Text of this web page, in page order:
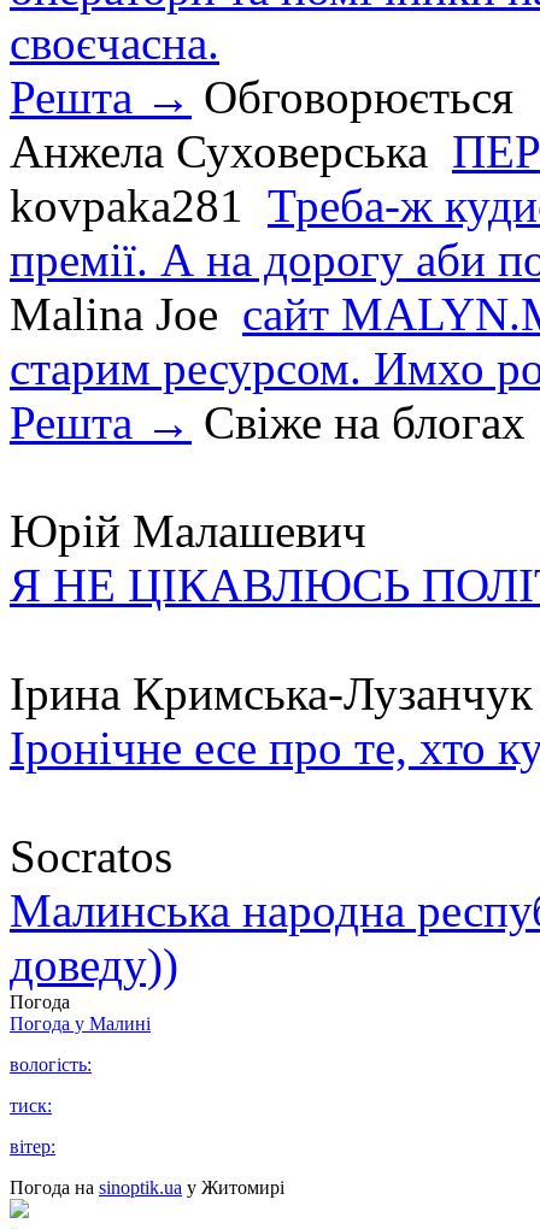
своєчасна.
Решта → Обговорюється
Анжела Суховерська
kovpaka281 Треба-ж
премії. А на дорогу аби
Malina Joe сайт
старим ресурсом. Имхо
Решта → Свіже на блогах
Юрій Малашевич
Я НЕ ЦІКАВЛЮСЬ
Ірина Кримська-Лузанчук
Іронічне есе про те, хто
Socratos
Малинська народна
доведу))
Погода
Погода у Малині
вологість:
тиск:
вітер:
Погода на sinoptik.ua у Житомирі